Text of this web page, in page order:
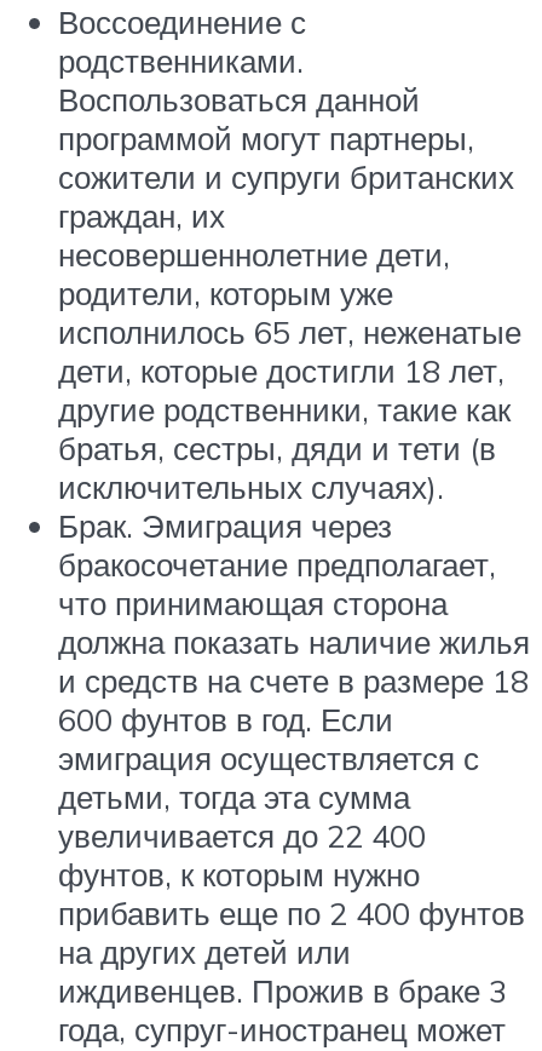
Воссоединение с
родственниками.
Воспользоваться данной
программой могут партнеры,
сожители и супруги британских
граждан, их
несовершеннолетние дети,
родители, которым уже
исполнилось 65 лет, неженатые
дети, которые достигли 18 лет,
другие родственники, такие как
братья, сестры, дяди и тети (в
исключительных случаях).
Брак. Эмиграция через
бракосочетание предполагает,
что принимающая сторона
должна показать наличие жилья
и средств на счете в размере 18
600 фунтов в год. Если
эмиграция осуществляется с
детьми, тогда эта сумма
увеличивается до 22 400
фунтов, к которым нужно
прибавить еще по 2 400 фунтов
на других детей или
иждивенцев. Прожив в браке 3
года, супруг-иностранец может